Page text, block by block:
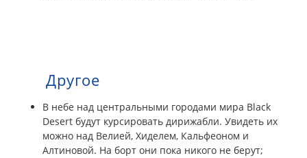
Другое
В небе над центральными городами мира Black
Desert будут курсировать дирижабли. Увидеть их
можно над Велией, Хиделем, Кальфеоном и
Алтиновой. На борт они пока никого не берут;